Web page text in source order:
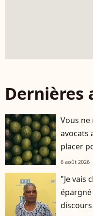
Dernières
Vous ne
avocats
placer
6 août 2026
"Je vais
épargné